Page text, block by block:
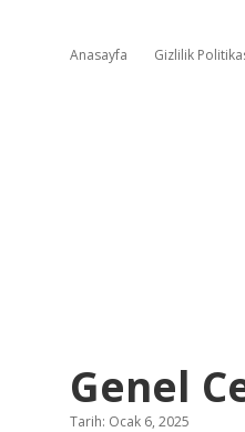
Anasayfa Gizlilik
Genel
Tarih: Ocak 6, 2025